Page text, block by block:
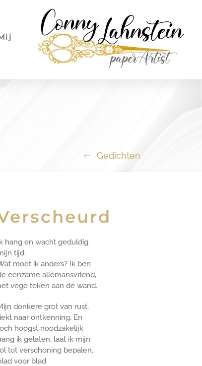
Gedichten
hang en wacht geduldig
tijd.
moet ik anders? Ik ben
eenzame allemansvriend,
vege teken aan de wand.
donkere grot van rust,
naar ontkenning, En
hoogst noodzakelijk
ik gelaten, laat ik mijn
tot verschoning bepalen,
voor blad.